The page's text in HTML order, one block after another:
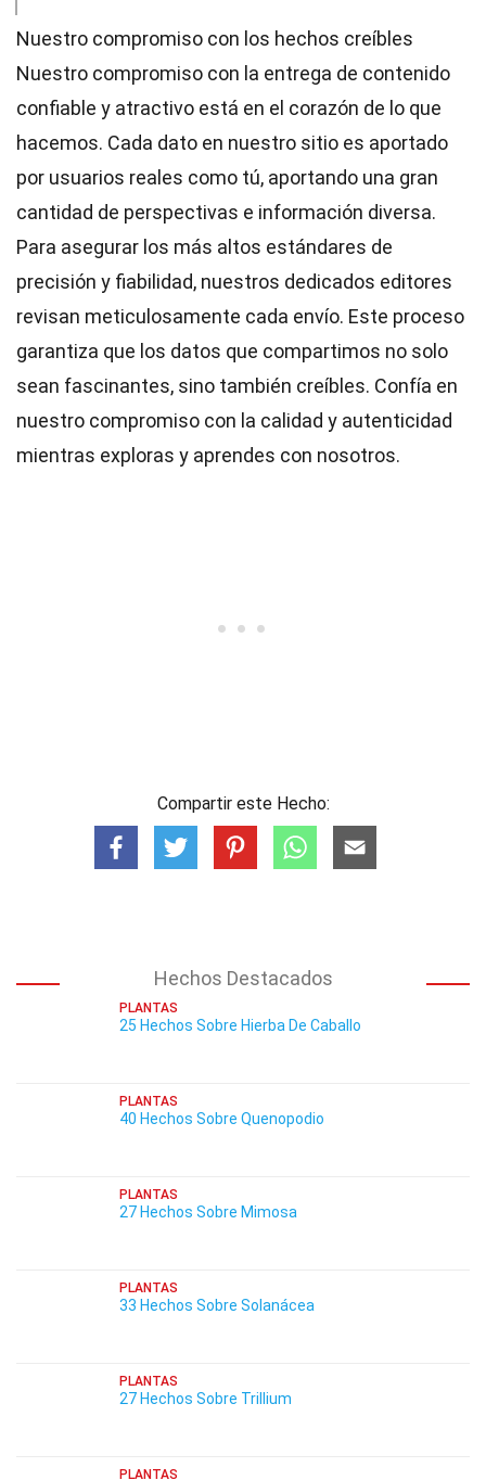
Nuestro compromiso con los hechos creíbles
Nuestro compromiso con la entrega de contenido
confiable y atractivo está en el corazón de lo que
hacemos. Cada dato en nuestro sitio es aportado
por usuarios reales como tú, aportando una gran
cantidad de perspectivas e información diversa.
Para asegurar los más altos estándares de
precisión y fiabilidad, nuestros dedicados editores
revisan meticulosamente cada envío. Este proceso
garantiza que los datos que compartimos no solo
sean fascinantes, sino también creíbles. Confía en
nuestro compromiso con la calidad y autenticidad
mientras exploras y aprendes con nosotros.
Compartir este Hecho:
Hechos Destacados
PLANTAS
25 Hechos Sobre Hierba De Caballo
PLANTAS
40 Hechos Sobre Quenopodio
PLANTAS
27 Hechos Sobre Mimosa
PLANTAS
33 Hechos Sobre Solanácea
PLANTAS
27 Hechos Sobre Trillium
PLANTAS